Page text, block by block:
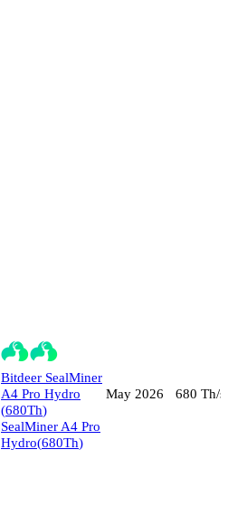
Bitdeer SealMiner
A4 Pro Hydro
(680Th)
SealMiner A4 Pro
Hydro(680Th)
May 2026 680 Th/s